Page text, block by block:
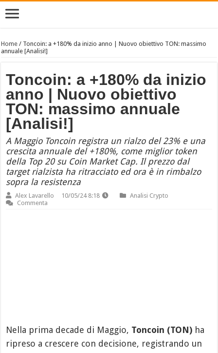
Home / Toncoin: a +180% da inizio anno | Nuovo obiettivo TON: massimo
annuale [Analisi!]
Toncoin: a +180% da inizio
anno | Nuovo obiettivo
TON: massimo annuale
[Analisi!]
A Maggio Toncoin registra un rialzo del 23% e una
crescita annuale del +180%, come miglior token
della Top 20 su Coin Market Cap. Il prezzo dal
target rialzista ha ritracciato ed ora è in rimbalzo
sopra la resistenza
Alex Lavarello 10/05/24 8:18
Analisi Crypto
Commenta
Nella prima decade di Maggio, Toncoin (TON) ha
ripreso a crescere con decisione, registrando un